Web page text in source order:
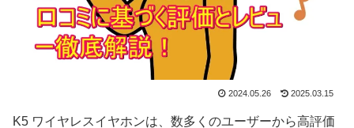
2024.05.26 2025.03.15
K5 ワイヤレスイヤホンは、数多くのユーザーから高評価